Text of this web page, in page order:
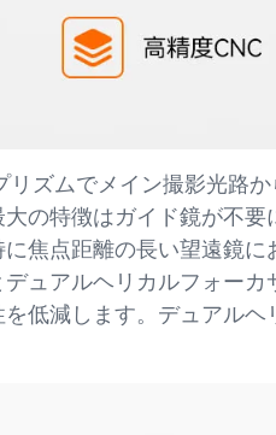
ズムでメイン撮影光路
の特徴はガイド鏡が不
焦点距離の長い望遠鏡
ュアルヘリカルフォー
低減します。デュアル